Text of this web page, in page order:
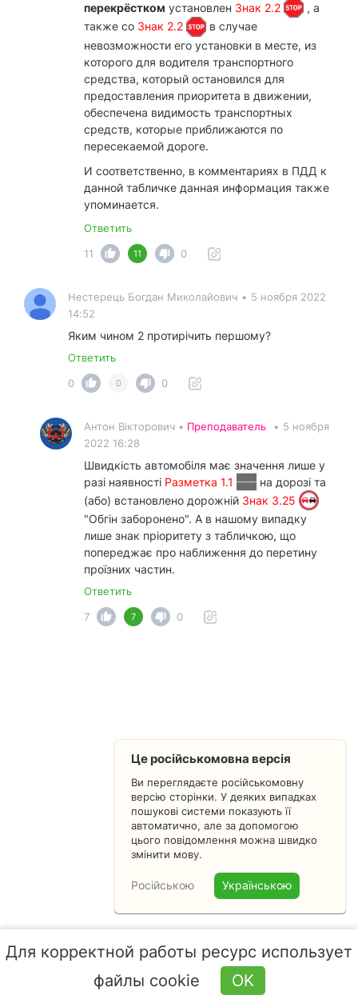
перекрёстком установлен Знак 2.2
, а
также со Знак 2.2
в случае
невозможности его установки в месте, из
которого для водителя транспортного
средства, который остановился для
предоставления приоритета в движении,
обеспечена видимость транспортных
средств, которые приближаются по
пересекаемой дороге.
И соответственно, в комментариях в ПДД к
данной табличке данная информация также
упоминается.
Ответить
11
11 0
Нестерець Богдан Миколайович • 5 ноября 2022
14:52
Яким чином 2 протирічить першому?
Ответить
0
0 0
Антон Вікторович • Преподаватель • 5 ноября
2022 16:28
Швидкість автомобіля має значення лише у
разі наявності Разметка 1.1
на дорозі та
(або) встановлено дорожній Знак 3.25
"Обгін заборонено". А в нашому випадку
лише знак пріоритету з табличкою, що
попереджає про наближення до перетину
проїзних частин.
Ответить
7
7 0
Це російськомовна версія
Ви переглядаєте російськомовну
версію сторінки. У деяких випадках
пошукові системи показують її
автоматично, але за допомогою
цього повідомлення можна швидко
змінити мову.
Російською Українською
Для корректной работы ресурс использует
файлы cookie
OK